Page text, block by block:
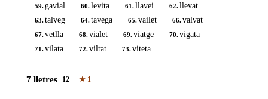
59.gavial 60.levita 61.llavei 62.llevat
63.talveg 64.tavega 65.vailet 66.valvat
67.vetlla 68.vialet 69.viatge 70.vigata
71.vilata 72.viltat 73.viteta
7 lletres 12 ★ 1